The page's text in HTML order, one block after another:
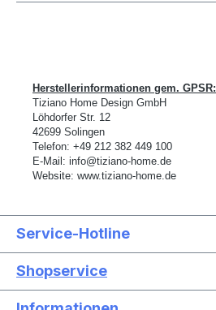
Herstellerinformationen gem. GPSR:
Tiziano Home Design GmbH
öhdorfer Str. 12
42699 Solingen
Telefon: +49 212 382 449 100
E-Mail: info@tiziano-home.de
Website: www.tiziano-home.de
Service-Hotline
Shopservice